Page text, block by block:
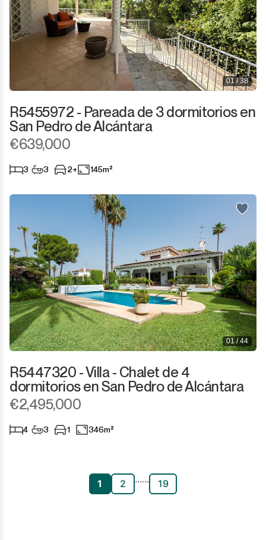
01 / 38
R5455972 - Pareada de 3 dormitorios en
San Pedro de Alcántara
€639,000
3 3 2+ 145m²
01 / 44
R5447320 - Villa - Chalet de 4
dormitorios en San Pedro de Alcántara
€2,495,000
4 3 1 346m²
1 2 ...... 19